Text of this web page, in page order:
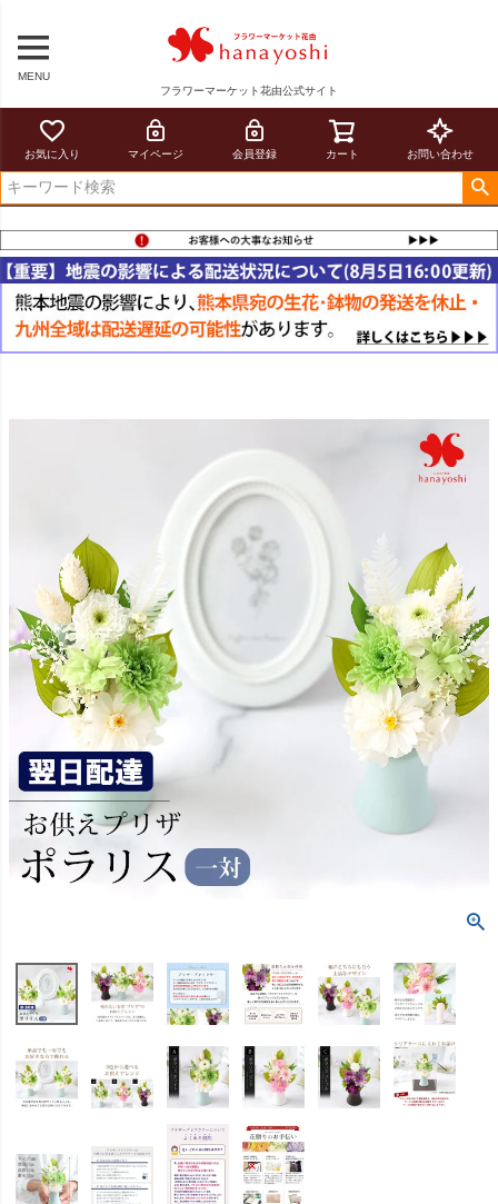
MENU
フラワーマーケット花由公式サイト
お気に入り マイページ 会員登録 カート お問い合わせ